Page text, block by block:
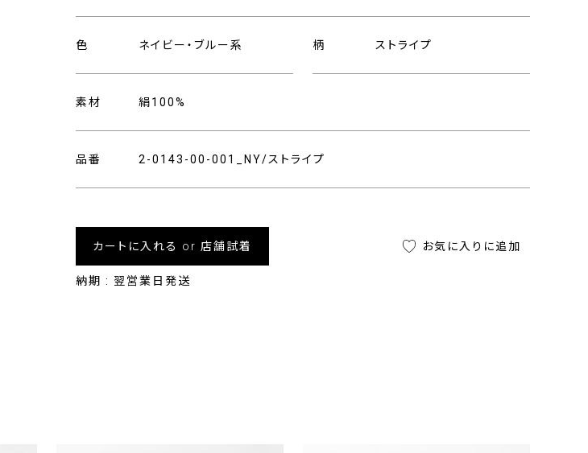
色 ネイビー・ブルー系 柄 ストライプ
素材 絹100%
品番 2-0143-00-001_NY/ストライプ
カートに入れる or 店舗試着
納期 : 翌営業日発送
お気に入りに追加